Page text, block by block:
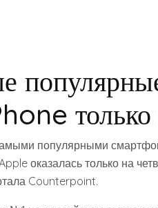
популярными
оказалась только на
Counterpoint.